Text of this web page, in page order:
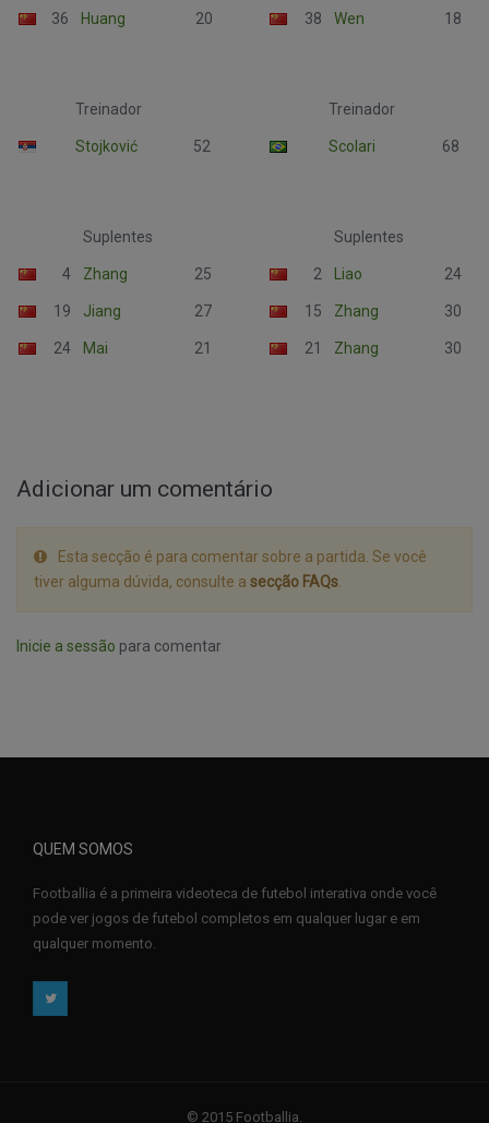
36 Huang 20 38 Wen 18
Treinador
Stojković 52
Treinador
Scolari 68
Suplentes
4 Zhang 25
19 Jiang 27
24 Mai 21
Suplentes
2 Liao 24
15 Zhang 30
21 Zhang 30
Adicionar um comentário
Esta secção é para comentar sobre a partida. Se você
tiver alguma dúvida, consulte a secção FAQs
Inicie a sessão para comentar
QUEM SOMOS
Footballia é a primeira videoteca de futebol interativa onde você
pode ver jogos de futebol completos em qualquer lugar e em
qualquer momento.
© 2015 Footballia.